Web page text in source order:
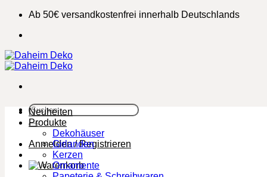
Zum
springen
Ab 50€ versandkostenfrei innerhalb Deutschlands
Suchen
nach:
Anmelden / Registrieren
Neuheiten
Produkte
Dekohäuser
Girlanden
Kerzen
Ornamente